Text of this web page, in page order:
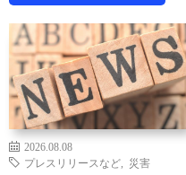
2026.08.08
プレスリリースなど
災害